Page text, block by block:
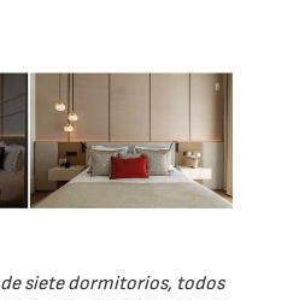
siete dormitorios, todos